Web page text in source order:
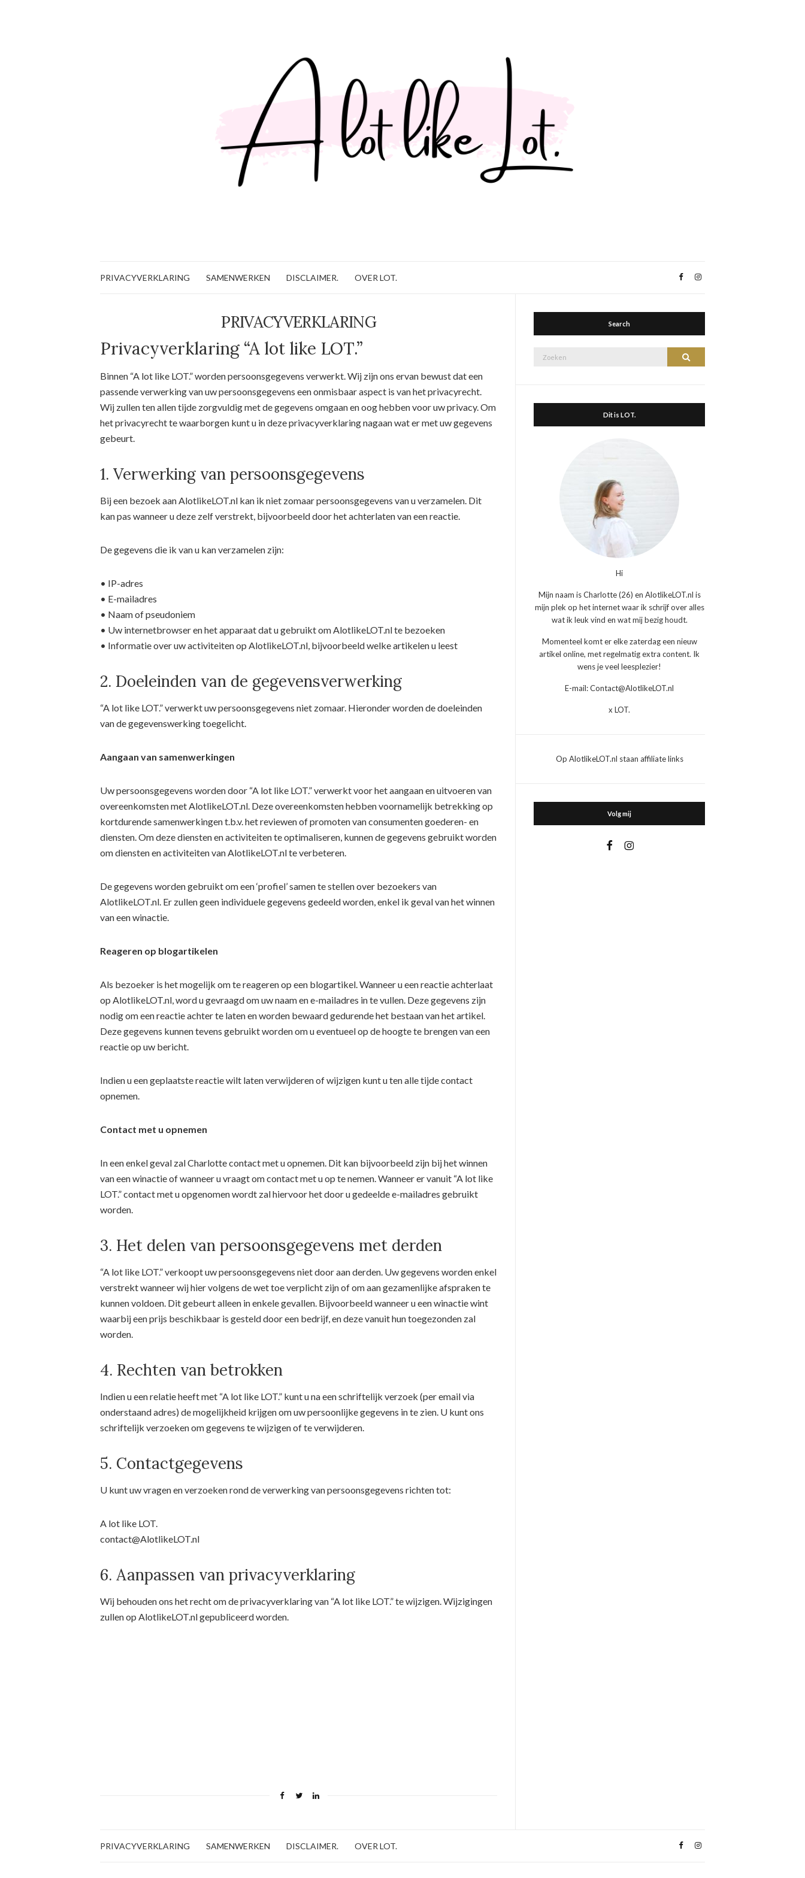
PRIVACYVERKLARING SAMENWERKEN DISCLAIMER. OVER LOT.
PRIVACYVERKLARING
Privacyverklaring “A lot like LOT.”
Binnen “A lot like LOT.” worden persoonsgegevens verwerkt. Wij zijn ons ervan bewust dat een
passende verwerking van uw persoonsgegevens een onmisbaar aspect is van het privacyrecht.
Wij zullen ten allen tijde zorgvuldig met de gegevens omgaan en oog hebben voor uw privacy. Om
het privacyrecht te waarborgen kunt u in deze privacyverklaring nagaan wat er met uw gegevens
gebeurt.
1. Verwerking van persoonsgegevens
Bij een bezoek aan AlotlikeLOT.nl kan ik niet zomaar persoonsgegevens van u verzamelen. Dit
kan pas wanneer u deze zelf verstrekt, bijvoorbeeld door het achterlaten van een reactie.
De gegevens die ik van u kan verzamelen zijn:
• IP-adres
• E-mailadres
• Naam of pseudoniem
• Uw internetbrowser en het apparaat dat u gebruikt om AlotlikeLOT.nl te bezoeken
• Informatie over uw activiteiten op AlotlikeLOT.nl, bijvoorbeeld welke artikelen u leest
2. Doeleinden van de gegevensverwerking
“A lot like LOT.” verwerkt uw persoonsgegevens niet zomaar. Hieronder worden de doeleinden
van de gegevenswerking toegelicht.
Aangaan van samenwerkingen
Uw persoonsgegevens worden door “A lot like LOT.” verwerkt voor het aangaan en uitvoeren van
overeenkomsten met AlotlikeLOT.nl. Deze overeenkomsten hebben voornamelijk betrekking op
kortdurende samenwerkingen t.b.v. het reviewen of promoten van consumenten goederen- en
diensten. Om deze diensten en activiteiten te optimaliseren, kunnen de gegevens gebruikt worden
om diensten en activiteiten van AlotlikeLOT.nl te verbeteren.
De gegevens worden gebruikt om een ‘profiel’ samen te stellen over bezoekers van
AlotlikeLOT.nl. Er zullen geen individuele gegevens gedeeld worden, enkel ik geval van het winnen
van een winactie.
Reageren op blogartikelen
Als bezoeker is het mogelijk om te reageren op een blogartikel. Wanneer u een reactie achterlaat
op AlotlikeLOT.nl, word u gevraagd om uw naam en e-mailadres in te vullen. Deze gegevens zijn
nodig om een reactie achter te laten en worden bewaard gedurende het bestaan van het artikel.
Deze gegevens kunnen tevens gebruikt worden om u eventueel op de hoogte te brengen van een
reactie op uw bericht.
Indien u een geplaatste reactie wilt laten verwijderen of wijzigen kunt u ten alle tijde contact
opnemen.
Contact met u opnemen
In een enkel geval zal Charlotte contact met u opnemen. Dit kan bijvoorbeeld zijn bij het winnen
van een winactie of wanneer u vraagt om contact met u op te nemen. Wanneer er vanuit “A lot like
LOT.” contact met u opgenomen wordt zal hiervoor het door u gedeelde e-mailadres gebruikt
worden.
3. Het delen van persoonsgegevens met derden
“A lot like LOT.” verkoopt uw persoonsgegevens niet door aan derden. Uw gegevens worden enkel
verstrekt wanneer wij hier volgens de wet toe verplicht zijn of om aan gezamenlijke afspraken te
kunnen voldoen. Dit gebeurt alleen in enkele gevallen. Bijvoorbeeld wanneer u een winactie wint
waarbij een prijs beschikbaar is gesteld door een bedrijf, en deze vanuit hun toegezonden zal
worden.
4. Rechten van betrokken
Indien u een relatie heeft met “A lot like LOT.” kunt u na een schriftelijk verzoek (per email via
onderstaand adres) de mogelijkheid krijgen om uw persoonlijke gegevens in te zien. U kunt ons
schriftelijk verzoeken om gegevens te wijzigen of te verwijderen.
5. Contactgegevens
U kunt uw vragen en verzoeken rond de verwerking van persoonsgegevens richten tot:
A lot like LOT.
contact@AlotlikeLOT.nl
6. Aanpassen van privacyverklaring
Wij behouden ons het recht om de privacyverklaring van “A lot like LOT.” te wijzigen. Wijzigingen
zullen op AlotlikeLOT.nl gepubliceerd worden.
Search
Zoek
Zoeken
Dit is LOT.
Hi
Mijn naam is Charlotte (26) en AlotlikeLOT.nl is
mijn plek op het internet waar ik schrijf over alles
wat ik leuk vind en wat mij bezig houdt.
Momenteel komt er elke zaterdag een nieuw
artikel online, met regelmatig extra content. Ik
wens je veel leesplezier!
E-mail: Contact@AlotlikeLOT.nl
x LOT.
Op AlotlikeLOT.nl staan affiliate links
Volg mij
PRIVACYVERKLARING SAMENWERKEN DISCLAIMER. OVER LOT.